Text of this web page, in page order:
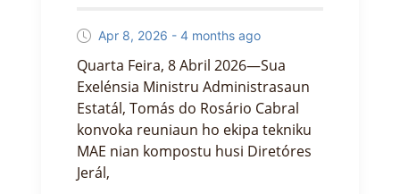
Apr 8, 2026 - 4 months ago
Quarta Feira, 8 Abril 2026—Sua
Exelénsia Ministru Administrasaun
Estatál, Tomás do Rosário Cabral
konvoka reuniaun ho ekipa tekniku
MAE nian kompostu husi Diretóres
Jerál,